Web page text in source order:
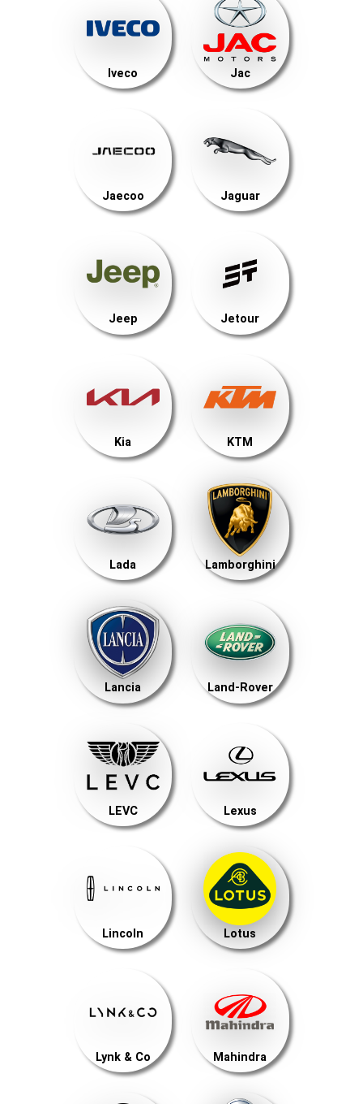
Iveco Jac
Jaecoo Jaguar
Jeep Jetour
Kia KTM
Lada Lamborghini
Lancia Land-Rover
LEVC Lexus
Lincoln Lotus
Lynk & Co Mahindra